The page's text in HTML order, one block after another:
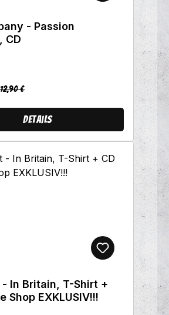
- Passion
CD
Regulärer Preis:
12,90 €
Details
- In Britain, T-Shirt +
Shop EXKLUSIV!!!